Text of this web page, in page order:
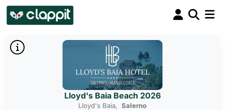
Lloyd's Baia Beach 2026
Lloyd's Baia, Salerno